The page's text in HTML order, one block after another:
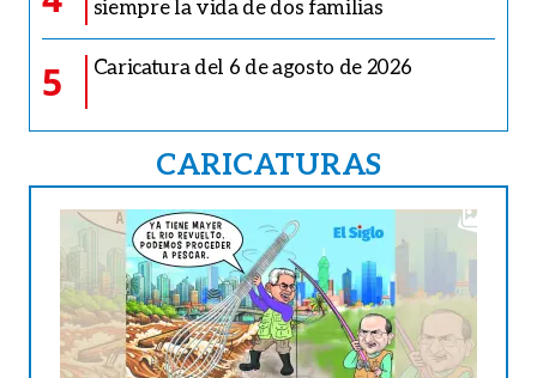
siempre la vida de dos familias
5 Caricatura del 6 de agosto de 2026
CARICATURAS